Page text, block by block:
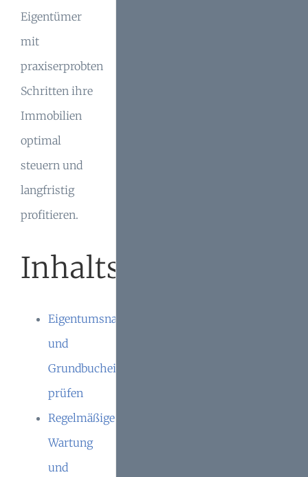
Eigentümer
mit
praxiserprobten
Schritten ihre
Immobilien
optimal
steuern und
langfristig
profitieren.
Inhaltsverzeichnis
Eigentumsnachweise
und
Grundbucheinträge
prüfen
Regelmäßige
Wartung
und